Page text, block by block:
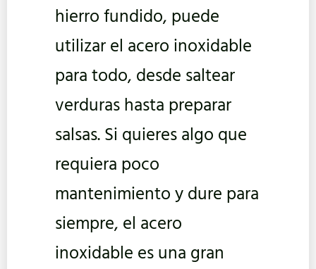
hierro fundido, puede
utilizar el acero inoxidable
para todo, desde saltear
verduras hasta preparar
salsas. Si quieres algo que
requiera poco
mantenimiento y dure para
siempre, el acero
inoxidable es una gran